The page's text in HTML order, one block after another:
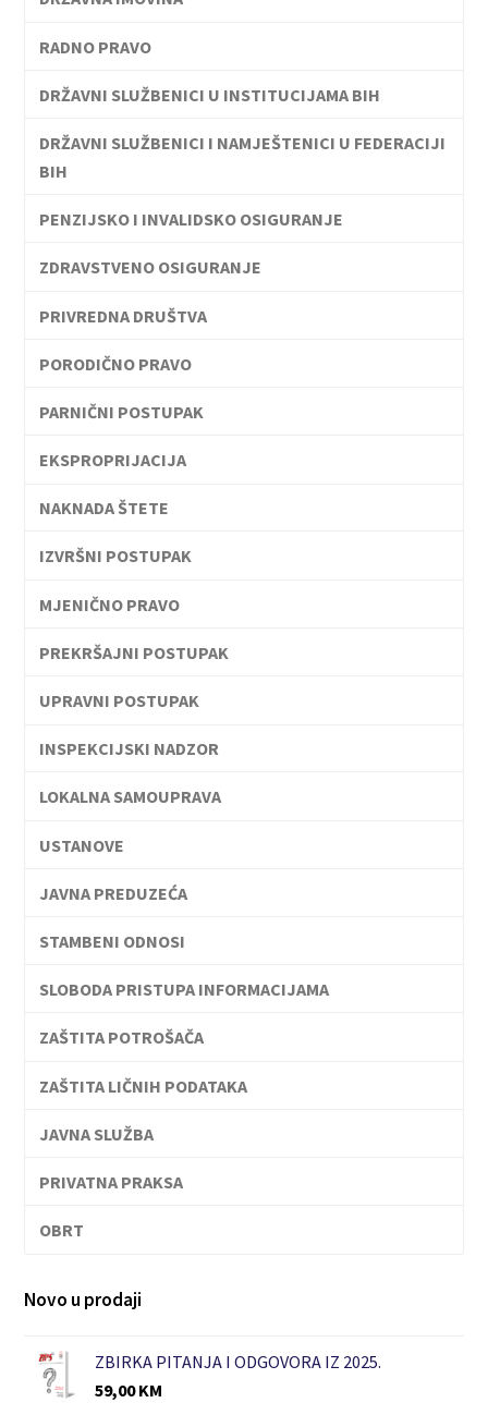
RADNO PRAVO
DRŽAVNI SLUŽBENICI U INSTITUCIJAMA BIH
DRŽAVNI SLUŽBENICI I NAMJEŠTENICI U FEDERACIJI
BIH
PENZIJSKO I INVALIDSKO OSIGURANJE
ZDRAVSTVENO OSIGURANJE
PRIVREDNA DRUŠTVA
PORODIČNO PRAVO
PARNIČNI POSTUPAK
EKSPROPRIJACIJA
NAKNADA ŠTETE
IZVRŠNI POSTUPAK
MJENIČNO PRAVO
PREKRŠAJNI POSTUPAK
UPRAVNI POSTUPAK
INSPEKCIJSKI NADZOR
LOKALNA SAMOUPRAVA
USTANOVE
JAVNA PREDUZEĆA
STAMBENI ODNOSI
SLOBODA PRISTUPA INFORMACIJAMA
ZAŠTITA POTROŠAČA
ZAŠTITA LIČNIH PODATAKA
JAVNA SLUŽBA
PRIVATNA PRAKSA
OBRT
Novo u prodaji
ZBIRKA PITANJA I ODGOVORA IZ 2025.
59,00KM